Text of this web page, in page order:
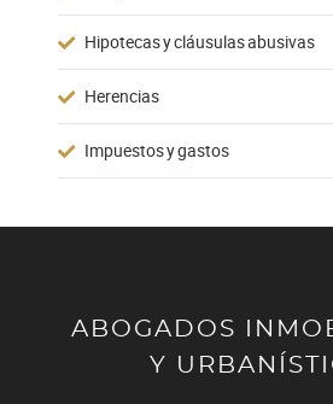
Hipotecas y cláusulas abusivas
Herencias
Impuestos y gastos
ABOGADOS
Y